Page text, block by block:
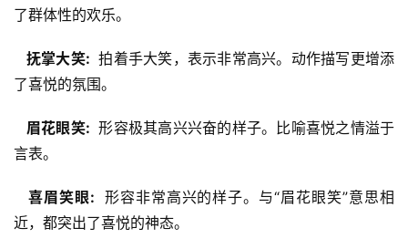
了群体性的欢乐。
  抚掌大笑:
拍着手大笑，表示非常高兴。动作描写更增添
了喜悦的氛围。
  眉花眼笑:
形容极其高兴兴奋的样子。比喻喜悦之情溢于
言表。
  喜眉笑眼:
形容非常高兴的样子。与“眉花眼笑”意思相
近，都突出了喜悦的神态。